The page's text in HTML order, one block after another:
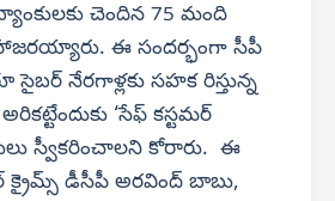
చెందిన 75 మంది
ఈ సందర్భంగా సీపీ
సైబర్ నేరగాళ్లకు సహక రిస్తున్న
‘సేఫ్ కస్టమర్
స్వీకరించాలని కోరారు. ఈ
డీసీపీ అరవింద్ బాబు,